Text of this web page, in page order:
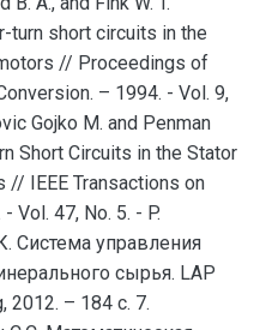
turn short circuits in the
// Proceedings of
– 1994. - Vol. 9,
Gojko M. and Penman
Short Circuits in the Stator
IEEE Transactions on
Vol. 47, No. 5. - P.
Система управления
сырья. LAP
2012. – 184 с. 7.